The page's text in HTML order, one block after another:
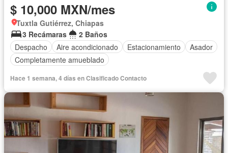
$ 10,000 MXN/mes
Tuxtla Gutiérrez, Chiapas
3 Recámaras
2 Baños
Despacho
Aire acondicionado Estacionamiento
Asador
Completamente amueblado
Hace 1 semana, 4 días en Clasificado Contacto